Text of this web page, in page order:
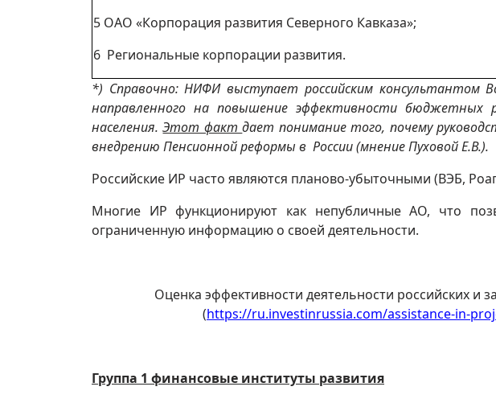
5 ОАО «Корпорация развития Северного Кавказа»;
6 Региональные корпорации развития.
*) Справочно:НИФИ выступает российским консультантом
направленного на повышение эффективности бюджетных
населения.Этот фактдает понимание того, почему
внедрению Пенсионной реформы в России (мнение Пуховой Е.В.).
Российские ИР часто являются планово-убыточными (ВЭБ,
Многие ИР функционируют как непубличные АО, что
ограниченную информацию о своей деятельности.
Оценка эффективности деятельности российских и
(https://ru.investinrussia.com/assistance-in-
Группа 1 финансовые институты развития